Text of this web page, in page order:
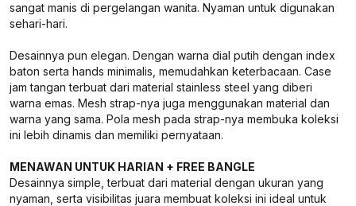
sangat manis di pergelangan wanita. Nyaman untuk digunakan
sehari-hari.
Desainnya pun elegan. Dengan warna dial putih dengan index
baton serta hands minimalis, memudahkan keterbacaan. Case
jam tangan terbuat dari material stainless steel yang diberi
warna emas. Mesh strap-nya juga menggunakan material dan
warna yang sama. Pola mesh pada strap-nya membuka koleksi
ini lebih dinamis dan memiliki pernyataan.
MENAWAN UNTUK HARIAN + FREE BANGLE
Desainnya simple, terbuat dari material dengan ukuran yang
nyaman, serta visibilitas juara membuat koleksi ini ideal untuk